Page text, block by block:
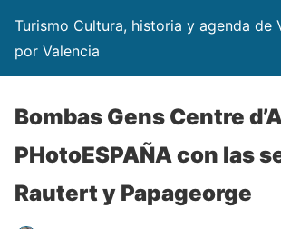
Turismo Cultura, historia y agenda de
por Valencia
Bombas Gens Centre
PHotoESPAÑA con las
Rautert y Papageorge